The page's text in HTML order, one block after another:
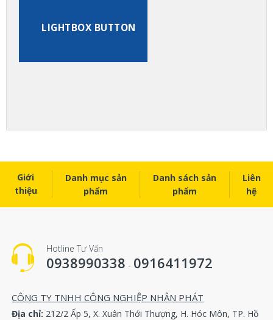
LIGHTBOX BUTTON
Giới
thiệu
Danh mục sản
phẩm
Danh sách sản
phẩm
Liên
hệ
Hotline Tư Vấn
0938990338 - 0916411972
CÔNG TY TNHH CÔNG NGHIỆP NHÂN PHÁT
Địa chỉ: 212/2 Ấp 5, X. Xuân Thới Thượng, H. Hóc Môn, TP. Hồ